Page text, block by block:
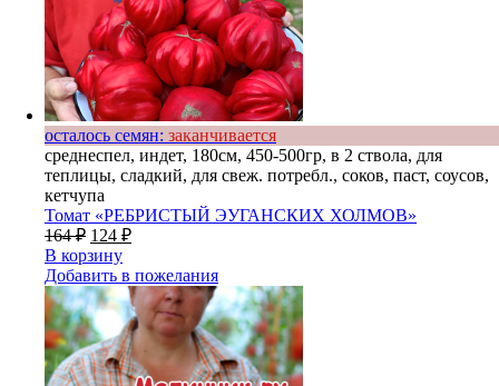
осталось семян: заканчивается
среднеспел, индет, 180см, 450-500гр, в 2 ствола, для
теплицы, сладкий, для свеж. потребл., соков, паст, соусов,
кетчупа
Томат «РЕБРИСТЫЙ ЭУГАНСКИХ ХОЛМОВ»
164₽ 124 ₽
В корзину
Добавить в пожелания